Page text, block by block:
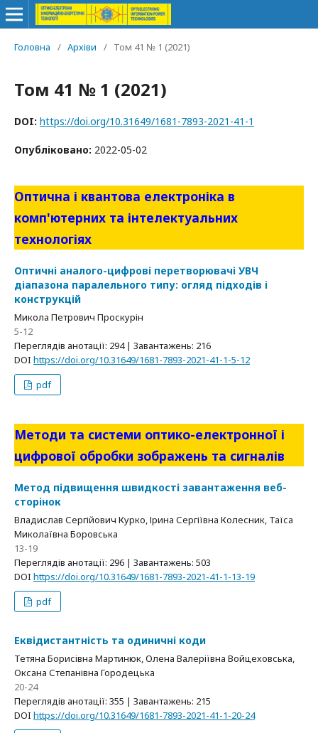
Головна / Архіви / Том 41 № 1 (2021)
Том 41 № 1 (2021)
DOI: https://doi.org/10.31649/1681-7893-2021-41-1
Опубліковано: 2022-05-02
Оптична і квантова електроніка в
комп'ютерних та інтелектуальних
технологіях
Оптичні аналого-цифрові перетворювачі УВЧ
діапазона паралельного типу: огляд підходів і
конструкцій
Микола Петрович Проскурін
5-12
Переглядів анотації: 294 | Завантажень: 216
DOI https://doi.org/10.31649/1681-7893-2021-41-1-5-12
pdf
Методи та системи оптико-електронної і
цифрової обробки зображень та сигналів
Метод підвищення швидкості завантаження веб-
сторінок
Владислав Сергійович Курко, Ірина Сергіївна Колесник, Таїса
Миколаївна Боровська
13-19
Переглядів анотації: 296 | Завантажень: 503
DOI https://doi.org/10.31649/1681-7893-2021-41-1-13-19
pdf
Еквідистантність та одиничні коди
Тетяна Борисівна Мартинюк, Олена Валеріївна Войцеховська,
Оксана Степанівна Городецька
20-24
Переглядів анотації: 355 | Завантажень: 215
DOI https://doi.org/10.31649/1681-7893-2021-41-1-20-24